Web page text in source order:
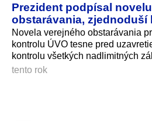
Prezident podpísal
obstarávania, zjednoduší
Novela verejného obstarávania
kontrolu ÚVO tesne pred
kontrolu všetkých nadlimitných
tento rok